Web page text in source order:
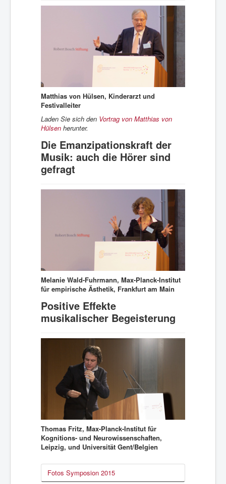
Matthias von Hülsen, Kinderarzt und
Festivalleiter
Laden Sie sich den Vortrag von Matthias von
Hülsen herunter.
Die Emanzipationskraft der
Musik: auch die Hörer sind
gefragt
Melanie Wald-Fuhrmann, Max-Planck-Institut
für empirische Ästhetik, Frankfurt am Main
Positive Effekte
musikalischer Begeisterung
Thomas Fritz, Max-Planck-Institut für
Kognitions- und Neurowissenschaften,
Leipzig, und Universität Gent/Belgien
Fotos Symposion 2015